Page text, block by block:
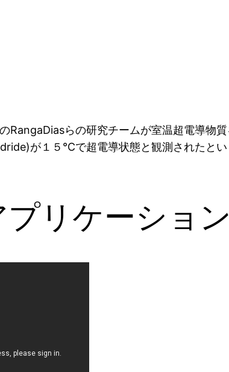
RangaDiasらの研究チームが室温超電導物
が１５℃で超電導状態と観測されたと
リケーション